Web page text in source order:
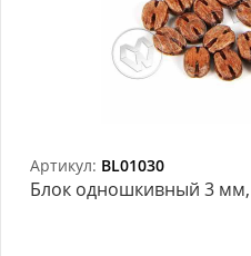
Готовые модели
Товары для школы
Артикул: BL01030
Блок одношкивный 3